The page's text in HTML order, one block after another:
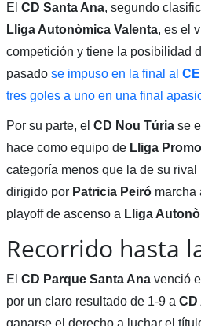
El CD Santa Ana, segundo
Lliga Autonòmica Valenta, es el
competición y tiene la posibilidad
pasado se impuso en la final al
tres goles a uno en una final
Por su parte, el CD Nou Túriase
hace como equipo deLliga
categoría menos que la de su
dirigido por Patricia Peirómarcha
playoff de ascenso a Lliga
Recorrido hasta
El CD Parque Santa Anavenció
por un claro resultado de 1-9 a CD
ganarse el derecho a luchar el